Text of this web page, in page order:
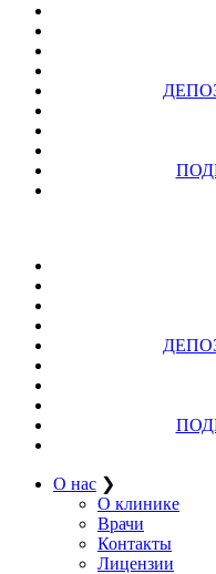
О нас ❯
О клинике
Врачи
Контакты
Лицензии